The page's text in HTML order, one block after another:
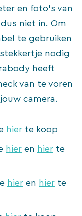
en foto’s van
niet in. Om
te gebruiken
nodig
heeft
van te voren
camera.
hier te koop
hier en hier te
hier en hier te